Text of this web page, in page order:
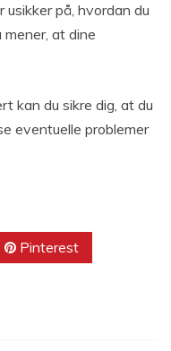
usikker på, hvordan du
at dine
kan du sikre dig, at du
eventuelle problemer
Pinterest